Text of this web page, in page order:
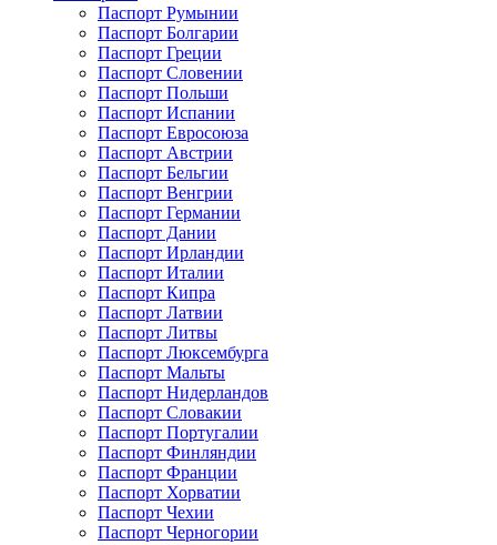
Паспорт Румынии
Паспорт Болгарии
Паспорт Греции
Паспорт Словении
Паспорт Польши
Паспорт Испании
Паспорт Евросоюза
Паспорт Австрии
Паспорт Бельгии
Паспорт Венгрии
Паспорт Германии
Паспорт Дании
Паспорт Ирландии
Паспорт Италии
Паспорт Кипра
Паспорт Латвии
Паспорт Литвы
Паспорт Люксембурга
Паспорт Мальты
Паспорт Нидерландов
Паспорт Словакии
Паспорт Португалии
Паспорт Финляндии
Паспорт Франции
Паспорт Хорватии
Паспорт Чехии
Паспорт Черногории